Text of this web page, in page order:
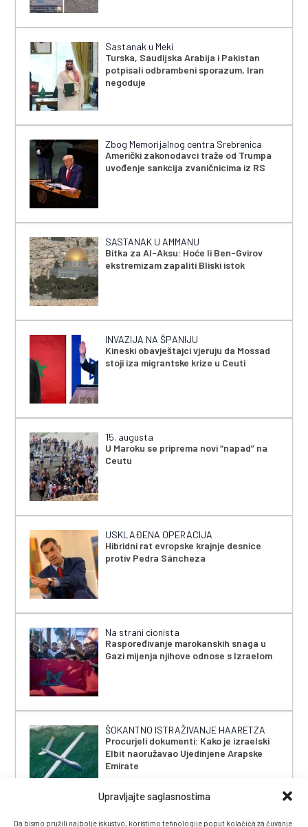
Upravljajte saglasnostima
Da bismo pružili najbolje iskustvo, koristimo tehnologije poput kolačića za čuvanje
Sastanak u Meki
Turska, Saudijska Arabija i Pakistan
potpisali odbrambeni sporazum, Iran
negoduje
Zbog Memorijalnog centra Srebrenica
Američki zakonodavci traže od Trumpa
uvođenje sankcija zvaničnicima iz RS
SASTANAK U AMMANU
Bitka za Al-Aksu: Hoće li Ben-Gvirov
ekstremizam zapaliti Bliski istok
INVAZIJA NA ŠPANIJU
Kineski obavještajci vjeruju da Mossad
stoji iza migrantske krize u Ceuti
15. augusta
U Maroku se priprema novi “napad” na
Ceutu
USKLAĐENA OPERACIJA
Hibridni rat evropske krajnje desnice
protiv Pedra Sáncheza
Na strani cionista
Raspoređivanje marokanskih snaga u
Gazi mijenja njihove odnose s Izraelom
ŠOKANTNO ISTRAŽIVANJE HAARETZA
Procurjeli dokumenti: Kako je izraelski
Elbit naoružavao Ujedinjene Arapske
Emirate